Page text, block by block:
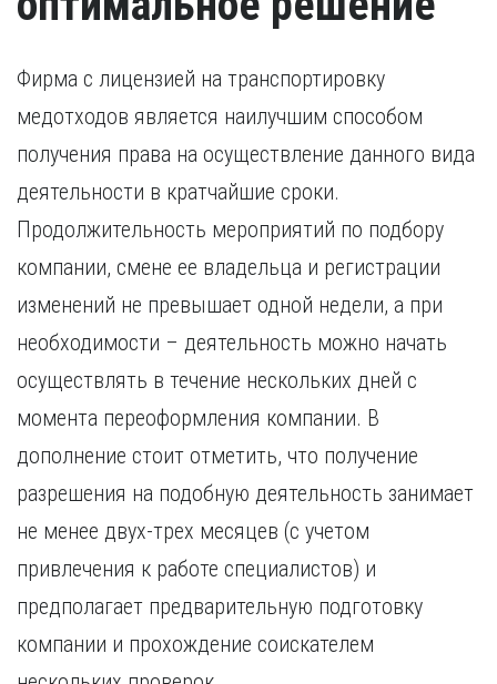
Фирма с лицензией на транспортировку
медотходов является наилучшим способом
получения права на осуществление данного вида
деятельности в кратчайшие сроки.
Продолжительность мероприятий по подбору
компании, смене ее владельца и регистрации
изменений не превышает одной недели, а при
необходимости – деятельность можно начать
осуществлять в течение нескольких дней с
момента переоформления компании. В
дополнение стоит отметить, что получение
разрешения на подобную деятельность занимает
не менее двух-трех месяцев (с учетом
привлечения к работе специалистов) и
предполагает предварительную подготовку
компании и прохождение соискателем